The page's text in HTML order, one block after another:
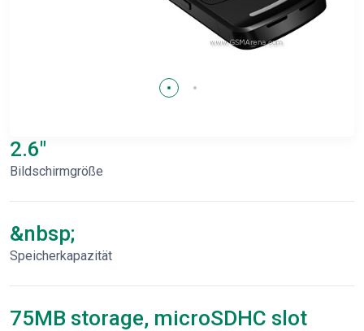
2.6"
Bildschirmgröße
&nbsp;
Speicherkapazität
75MB storage, microSDHC slot